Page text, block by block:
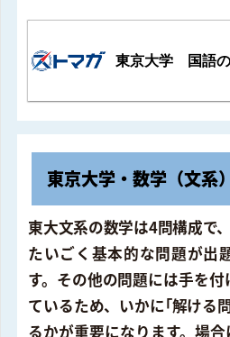
東京大学 国語
東京大学・数学（文系）
東大文系の数学は4問構成で
たいごく基本的な問題が出
す。その他の問題には手を
ているため、いかに｢解ける
るかが重要になります。場